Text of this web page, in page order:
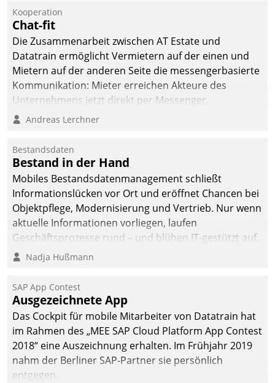
Kooperation
Chat-fit
Die Zusammenarbeit zwischen AT Estate und
Datatrain ermöglicht Vermietern auf der einen und
Mietern auf der anderen Seite die messengerbasierte
Kommunikation: Mieter erreichen Akteure des
Unternehmens jetzt direkt per Messenger,
Mitarbeiter oder Dienstleister empfangen oder
Andreas Lerchner
Bestandsdaten
Bestand in der Hand
Mobiles Bestandsdatenmanagement schließt
Informationslücken vor Ort und eröffnet Chancen bei
Objektpflege, Modernisierung und Vertrieb. Nur wenn
aktuelle Informationen vorliegen, laufen
Geschäftsprozesse rund – und blühen IT-gestützt auf.
Nadja Hußmann
SAP App Contest
Ausgezeichnete App
Das Cockpit für mobile Mitarbeiter von Datatrain hat
im Rahmen des „MEE SAP Cloud Platform App Contest
2018“ eine Auszeichnung erhalten. Im Frühjahr 2019
nahm der Berliner SAP-Partner sie persönlich
entgegen.